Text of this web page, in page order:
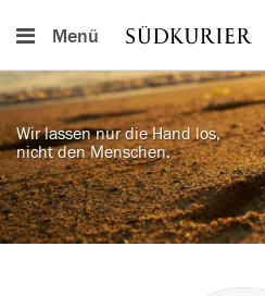
Menü
Wir lassen nur die Hand los,
nicht den Menschen.